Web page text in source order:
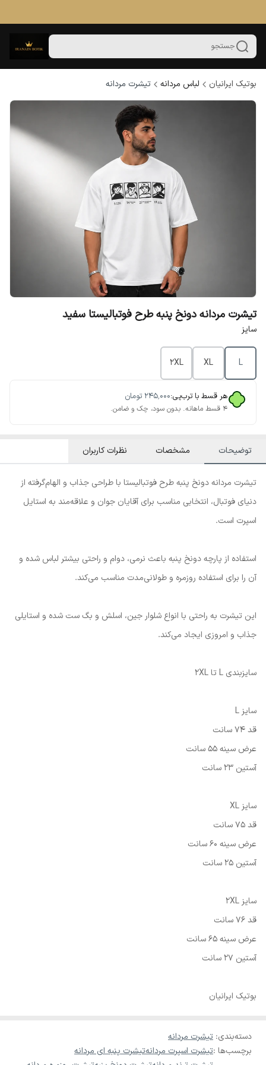
جستجو
بوتیک ایرانیان لباس مردانه تیشرت مردانه
تیشرت مردانه دونخ پنبه طرح فوتبالیستا سفید
سایز
L
XL
2XL
هر قسط با ترب‌پی:۲۴۵٬۰۰۰ تومان
۴ قسط ماهانه. بدون سود، چک و ضامن.
توضیحات مشخصات نظرات کاربران
تیشرت مردانه دونخ پنبه طرح فوتبالیستا با طراحی جذاب و الهام‌گرفته از
دنیای فوتبال، انتخابی مناسب برای آقایان جوان و علاقه‌مند به استایل
اسپرت است.
استفاده از پارچه دونخ پنبه باعث نرمی، دوام و راحتی بیشتر لباس شده و
آن را برای استفاده روزمره و طولانی‌مدت مناسب می‌کند.
این تیشرت به راحتی با انواع شلوار جین، اسلش و بگ ست شده و استایلی
جذاب و امروزی ایجاد می‌کند.
سایزبندی L تا 2XL
سایز L
قد 74 سانت
عرض سینه 55 سانت
آستین 23 سانت
سایز XL
قد 75 سانت
عرض سینه 60 سانت
آستین 25 سانت
سایز 2XL
قد 76 سانت
عرض سینه 65 سانت
آستین 27 سانت
بوتیک ایرانیان
دسته‌بندی: تیشرت مردانه
برچسب‌ها :تیشرت اسپرت مردانهتیشرت پنبه ای مردانه